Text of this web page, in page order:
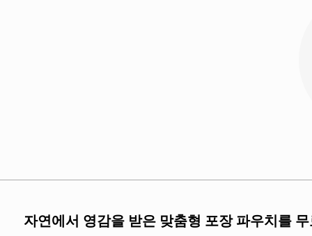
자연에서 영감을 받은 맞춤형 포장 파우치를